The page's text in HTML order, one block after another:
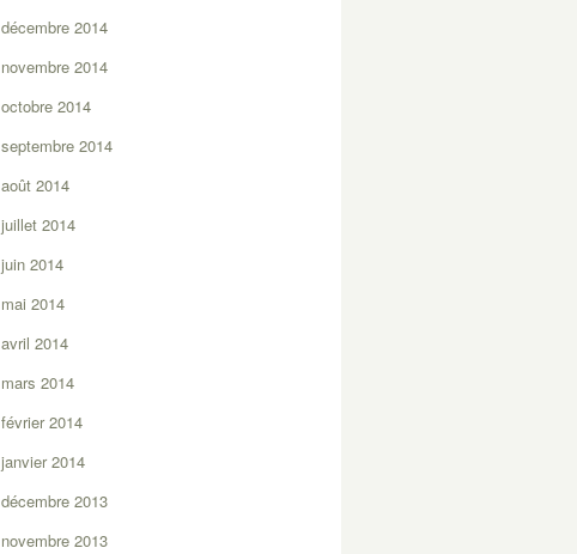
décembre 2014
novembre 2014
octobre 2014
septembre 2014
août 2014
juillet 2014
juin 2014
mai 2014
avril 2014
mars 2014
février 2014
janvier 2014
décembre 2013
novembre 2013